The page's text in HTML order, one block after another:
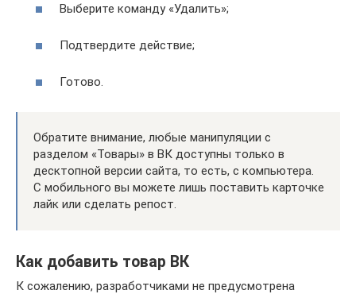
Выберите команду «Удалить»;
Подтвердите действие;
Готово.
Обратите внимание, любые манипуляции с
разделом «Товары» в ВК доступны только в
десктопной версии сайта, то есть, с компьютера.
С мобильного вы можете лишь поставить карточке
лайк или сделать репост.
Как добавить товар ВК
К сожалению, разработчиками не предусмотрена